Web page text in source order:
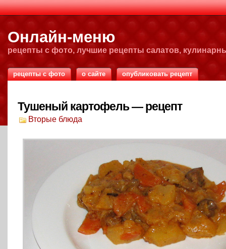
Онлайн-меню
рецепты с фото, лучшие рецепты салатов,
рецепты с фото о сайте опубликовать рецепт
Тушеный картофель — рецепт
Вторые блюда